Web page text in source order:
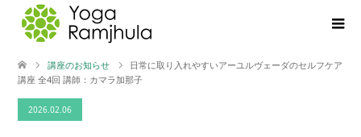
講座のお知らせ
日常に取り入れやすいアーユルヴェーダのセルフケア
講座 全4回 講師：カマラ加那子
2026.02.06